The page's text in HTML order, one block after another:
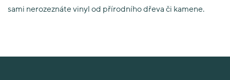
sami nerozeznáte vinyl od přírodního dřeva či kamene.